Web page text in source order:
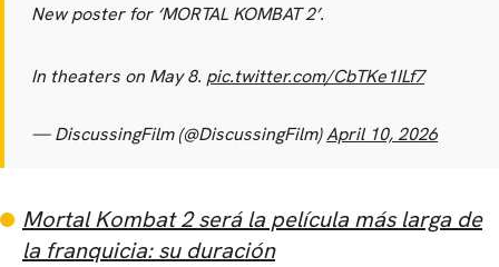
New poster for ‘MORTAL KOMBAT 2’.
In theaters on May 8. pic.twitter.com/CbTKe1ILf7
— DiscussingFilm (@DiscussingFilm)April 10, 2026
Mortal Kombat 2 será la película más larga de
la franquicia: su duración